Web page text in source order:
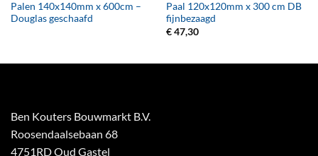
Palen 140x140mm x 600cm –
Douglas geschaafd
Paal 120x120mm x 300 cm DB
fijnbezaagd
€47,30
Ben Kouters Bouwmarkt B.V.
Roosendaalsebaan 68
4751RD Oud Gastel